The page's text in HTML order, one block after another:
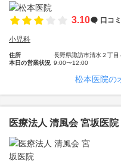
3.10 口コミ
小児科
住所
長野県諏訪市清水２丁目
本日の営業状況 9:00〜12:00
松本医院の
医療法人 清風会 宮坂医院